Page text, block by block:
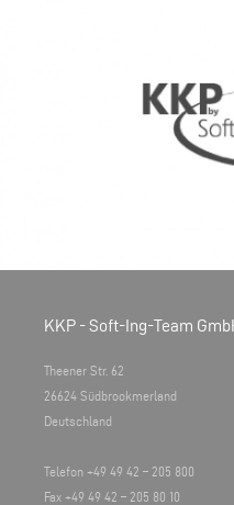
KKP - Soft-Ing-Team
Theener Str. 62
26624 Südbrookmerland
Deutschland
Telefon +49 49 42 – 205 800
Fax +49 49 42 – 205 80 10